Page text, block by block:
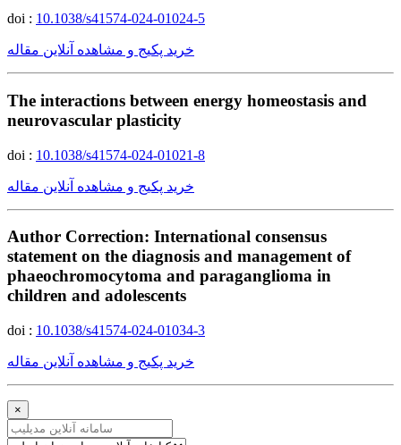
doi : 10.1038/s41574-024-01024-5
خرید پکیج و مشاهده آنلاین مقاله
The interactions between energy homeostasis and
neurovascular plasticity
doi : 10.1038/s41574-024-01021-8
خرید پکیج و مشاهده آنلاین مقاله
Author Correction: International consensus
statement on the diagnosis and management of
phaeochromocytoma and paraganglioma in
children and adolescents
doi : 10.1038/s41574-024-01034-3
خرید پکیج و مشاهده آنلاین مقاله
×